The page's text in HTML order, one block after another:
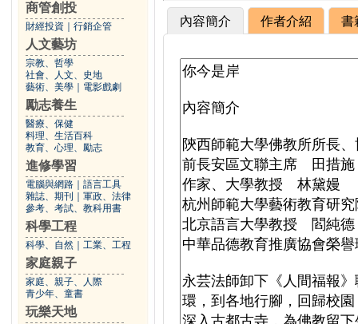
商管創投
財經投資 行銷企管
人文藝坊
宗教、哲學
社會、人文、史地
藝術、美學
電影戲劇
勵志養生
醫療、保健
料理、生活百科
教育、心理、勵志
進修學習
電腦與網路
語言工具
雜誌、期刊
軍政、法律
參考、考試、教科用書
科學工程
科學、自然 工業、工程
家庭親子
家庭、親子、人際
青少年、童書
玩樂天地
內容簡介 作者介紹 書